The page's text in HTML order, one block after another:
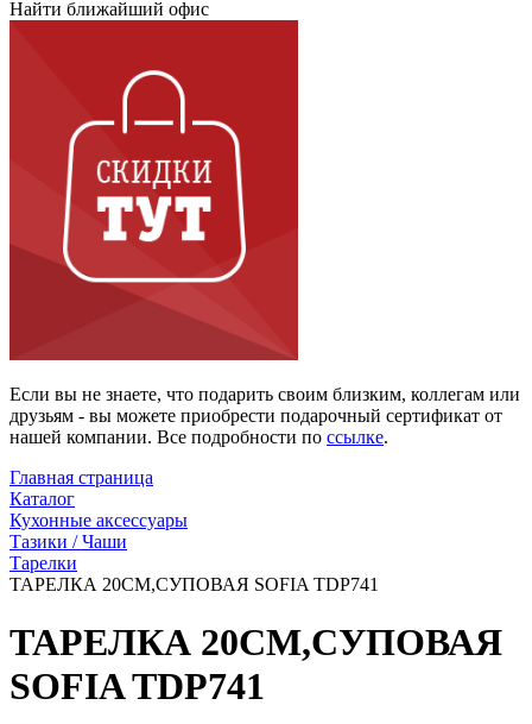
Найти ближайший офис
Если вы не знаете, что подарить своим близким, коллегам или
друзьям - вы можете приобрести подарочный сертификат от
нашей компании. Все подробности по ссылке.
Главная страница
Каталог
Кухонные аксессуары
Тазики / Чаши
Тарелки
ТАРЕЛКА 20СМ,СУПОВАЯ SOFIA TDP741
ТАРЕЛКА 20СМ,СУПОВАЯ
SOFIA TDP741